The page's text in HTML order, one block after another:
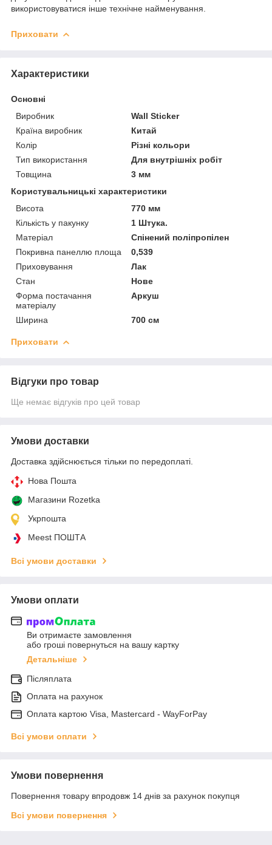
використовуватися інше технічне найменування.
Приховати
Характеристики
Основні
Виробник
Wall Sticker
Країна виробник
Китай
Колір
Різні кольори
Тип використання
Для внутрішніх робіт
Товщина
3 мм
Користувальницькі характеристики
Висота
770 мм
Кількість у пакунку
1 Штука.
Матеріал
Спінений поліпропілен
Покривна панеллю площа
0,539
Приховування
Лак
Стан
Нове
Форма постачання
матеріалу
Аркуш
Ширина 700 см
Приховати
Відгуки про товар
Ще немає відгуків про цей товар
Умови доставки
Доставка здійснюється тільки по передоплаті.
Нова Пошта
Магазини Rozetka
Укрпошта
Meest ПОШТА
Всі умови доставки
Умови оплати
Ви отримаєте замовлення
або гроші повернуться на вашу картку
Детальніше
Післяплата
Оплата на рахунок
Оплата картою Visa, Mastercard - WayForPay
Всі умови оплати
Умови повернення
Повернення товару впродовж 14 днів за рахунок покупця
Всі умови повернення